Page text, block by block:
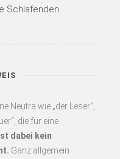
Schlafenden
Neutra wie „der Leser“,
die für eine
dabei kein
Ganz allgemein